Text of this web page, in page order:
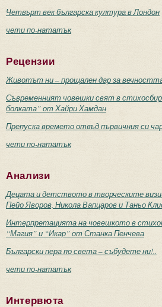
Четвърт век българска култура в Лондон
чети по-нататък
Рецензии
Животът ни – прощален дар за
Съвременният човешки свят в
болката” от Хайри Хамдан
Препуска времето отвъд първичния си
чети по-нататък
Анализи
Децата и детството в творческите
Пейо Яворов, Никола Вапцаров и Таньо
Интерпретацията на човешкото в
“Магия” и “Икар” от Станка Пенчева
Български пера по света – събудете ни!..
чети по-нататък
Интервюта